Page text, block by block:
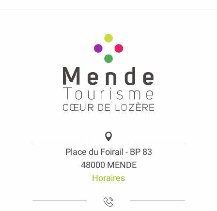
Place du Foirail - BP 83
48000 MENDE
Horaires